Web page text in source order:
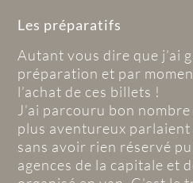
Les préparatifs
Autant vous dire que j’ai
préparation et par
l’achat de ces billets !
J’ai parcouru bon
plus aventureux parlaient
sans avoir rien réservé
agences de la capitale et